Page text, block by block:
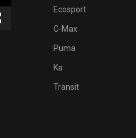
Ecosport
C-Max
Puma
Ka
Transit